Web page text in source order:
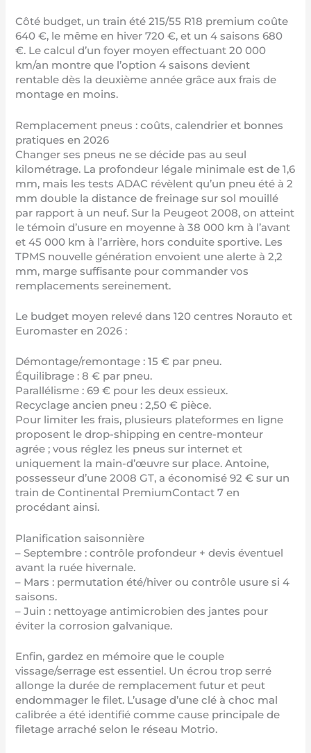
Côté budget, un train été 215/55 R18 premium coûte
640 €, le même en hiver 720 €, et un 4 saisons 680
€. Le calcul d’un foyer moyen effectuant 20 000
km/an montre que l’option 4 saisons devient
rentable dès la deuxième année grâce aux frais de
montage en moins.
Remplacement pneus : coûts, calendrier et bonnes
pratiques en 2026
Changer ses pneus ne se décide pas au seul
kilométrage. La profondeur légale minimale est de 1,6
mm, mais les tests ADAC révèlent qu’un pneu été à 2
mm double la distance de freinage sur sol mouillé
par rapport à un neuf. Sur la Peugeot 2008, on atteint
le témoin d’usure en moyenne à 38 000 km à l’avant
et 45 000 km à l’arrière, hors conduite sportive. Les
TPMS nouvelle génération envoient une alerte à 2,2
mm, marge suffisante pour commander vos
remplacements sereinement.
Le budget moyen relevé dans 120 centres Norauto et
Euromaster en 2026 :
Démontage/remontage : 15 € par pneu.
Équilibrage : 8 € par pneu.
Parallélisme : 69 € pour les deux essieux.
Recyclage ancien pneu : 2,50 € pièce.
Pour limiter les frais, plusieurs plateformes en ligne
proposent le drop-shipping en centre-monteur
agrée ; vous réglez les pneus sur internet et
uniquement la main-d’œuvre sur place. Antoine,
possesseur d’une 2008 GT, a économisé 92 € sur un
train de Continental PremiumContact 7 en
procédant ainsi.
Planification saisonnière
– Septembre : contrôle profondeur + devis éventuel
avant la ruée hivernale.
– Mars : permutation été/hiver ou contrôle usure si 4
saisons.
– Juin : nettoyage antimicrobien des jantes pour
éviter la corrosion galvanique.
Enfin, gardez en mémoire que le couple
vissage/serrage est essentiel. Un écrou trop serré
allonge la durée de remplacement futur et peut
endommager le filet. L’usage d’une clé à choc mal
calibrée a été identifié comme cause principale de
filetage arraché selon le réseau Motrio.